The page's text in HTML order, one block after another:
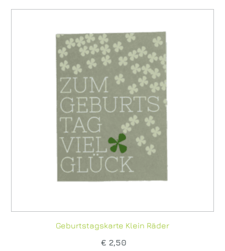
Geburtstagskarte Klein Räder
€ 2,50